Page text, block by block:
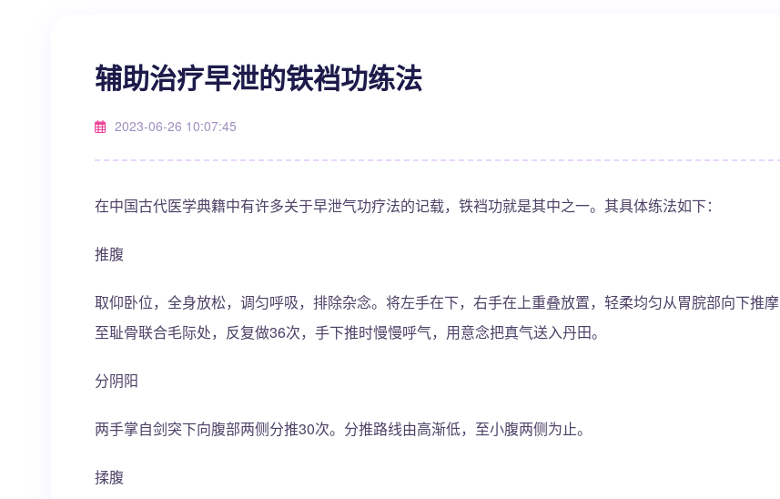
辅助治疗早泄的铁裆功练法
2023-06-26 10:07:45
在中国古代医学典籍中有许多关于早泄气功疗法的记载，铁裆功就是其中之一。其具体练法如下：
推腹
取仰卧位，全身放松，调匀呼吸，排除杂念。将左手在下，右手在上重叠放置，轻柔均匀从胃脘部向下推摩
至耻骨联合毛际处，反复做36次，手下推时慢慢呼气，用意念把真气送入丹田。
分阴阳
两手掌自剑突下向腹部两侧分推30次。分推路线由高渐低，至小腹两侧为止。
揉腹